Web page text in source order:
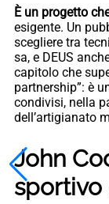
È un progetto
esigente. Un
scegliere tra
sa, e DEUS
capitolo che
partnership”: è
condivisi, nella
dell’artigianato
John
sportivo